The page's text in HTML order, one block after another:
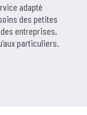
adapté
des petites
entreprises,
particuliers.